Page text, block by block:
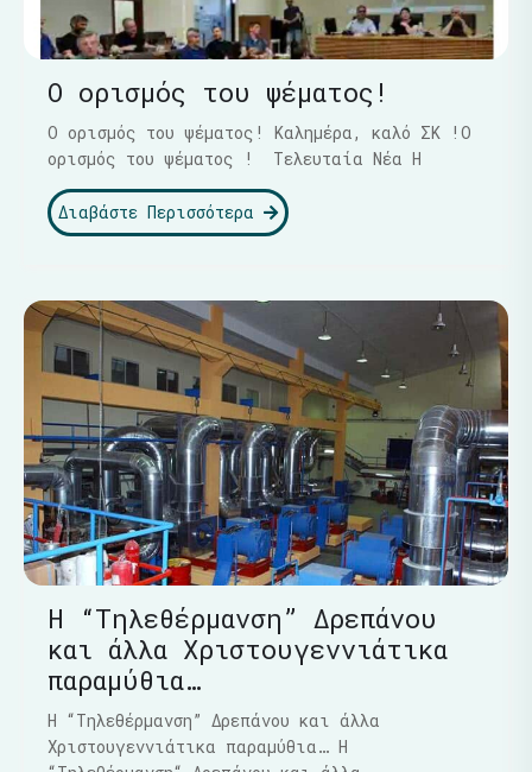
Ο ορισμός του ψέματος!
Ο ορισμός του ψέματος! Καλημέρα, καλό ΣΚ !Ο
ορισμός του ψέματος ! Τελευταία Νέα Η
Διαβάστε Περισσότερα
Η “Τηλεθέρμανση” Δρεπάνου
και άλλα Χριστουγεννιάτικα
παραμύθια…
Η “Τηλεθέρμανση” Δρεπάνου και άλλα
Χριστουγεννιάτικα παραμύθια… Η